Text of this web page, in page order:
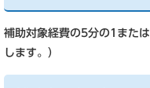
補助対象経費の5分の1また
します。）